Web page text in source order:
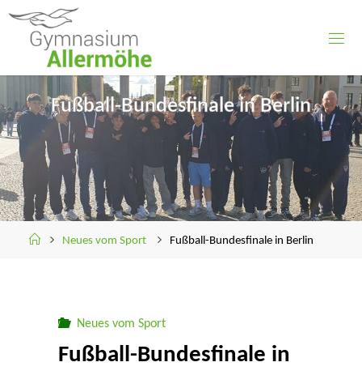
content
Fußball-Bundesfinale in Berlin
HomeNeues vom Sport Fußball-Bundesfinale in Berlin
Neues vom Sport
Fußball-Bundesfinale in